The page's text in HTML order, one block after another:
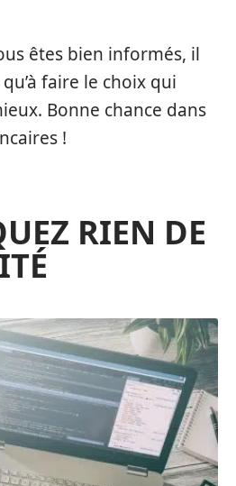
êtes bien informés, il
faire le choix qui
Bonne chance dans
!
RIEN DE